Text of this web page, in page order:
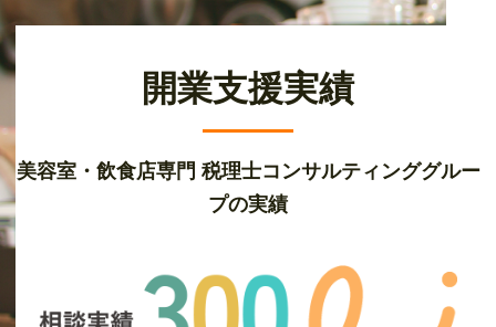
開業支援実績
美容室・飲食店専門 税理士コンサルティンググルー
プの実績